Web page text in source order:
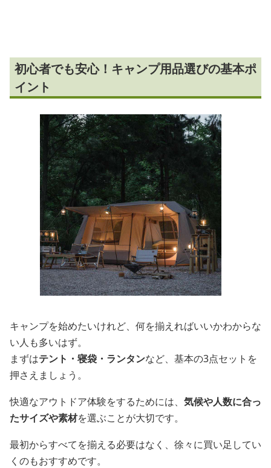
初心者でも安心！キャンプ用品選びの基本ポ
イント
キャンプを始めたいけれど、何を揃えればいいかわからな
い人も多いはず。
まずはテント・寝袋・ランタンなど、基本の3点セットを
押さえましょう。
快適なアウトドア体験をするためには、 気候や人数に合っ
たサイズや素材を選ぶことが大切です。
最初からすべてを揃える必要はなく、徐々に買い足してい
くのもおすすめです。